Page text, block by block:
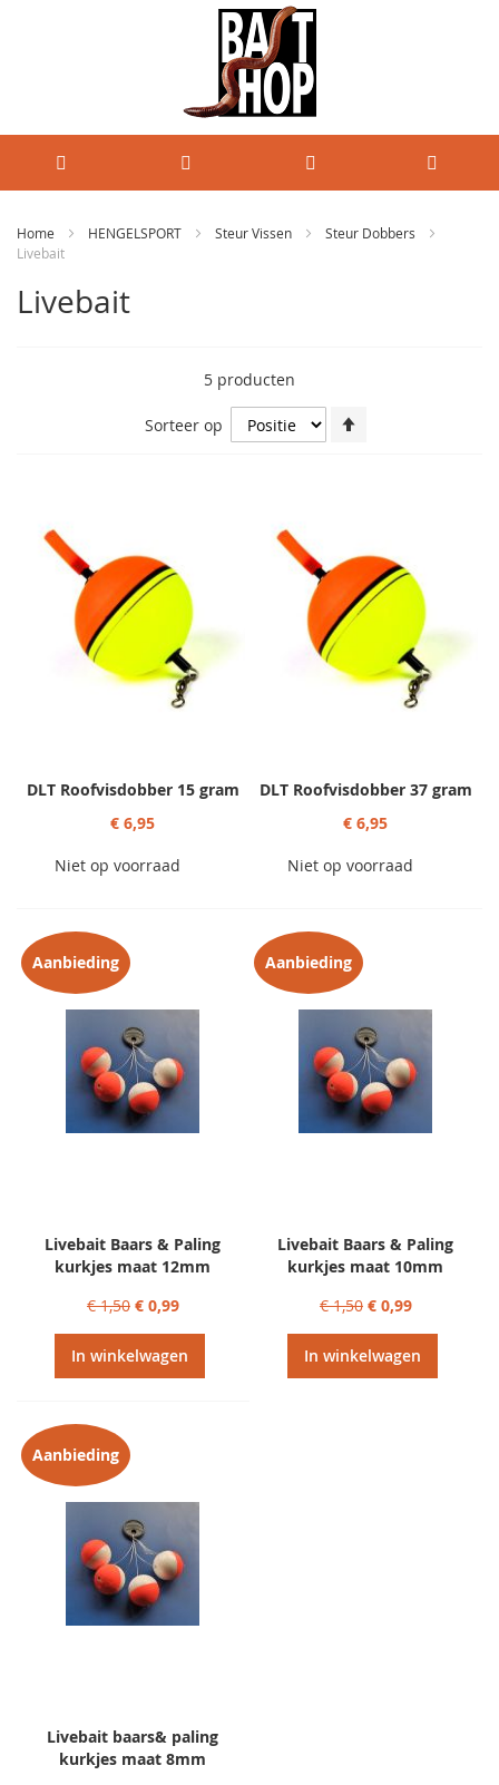
Home HENGELSPORT Steur Vissen
Steur Dobbers
Livebait
Livebait
5 producten
Sorteer op
DLT Roofvisdobber 15 gram
€ 6,95
Niet op voorraad
DLT Roofvisdobber 37 gram
€ 6,95
Niet op voorraad
Aanbieding
Livebait Baars & Paling
kurkjes maat 12mm
€ 1,50 € 0,99
In winkelwagen
Aanbieding
Livebait Baars & Paling
kurkjes maat 10mm
€ 1,50 € 0,99
In winkelwagen
Aanbieding
Livebait baars& paling
kurkjes maat 8mm